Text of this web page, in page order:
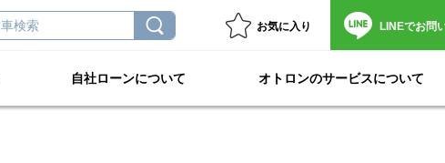
お気に入り LINEでお問
自社ローンについて オトロンのサービスについて